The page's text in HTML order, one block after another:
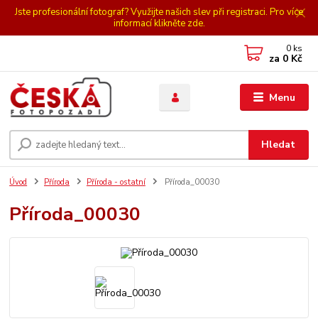
Jste profesionální fotograf? Využijte našich slev při registraci. Pro více
informací klikněte zde.
Menu
Hledat
0 ks
za 0 Kč
Úvod Příroda Příroda - ostatní Příroda_00030
Příroda_00030